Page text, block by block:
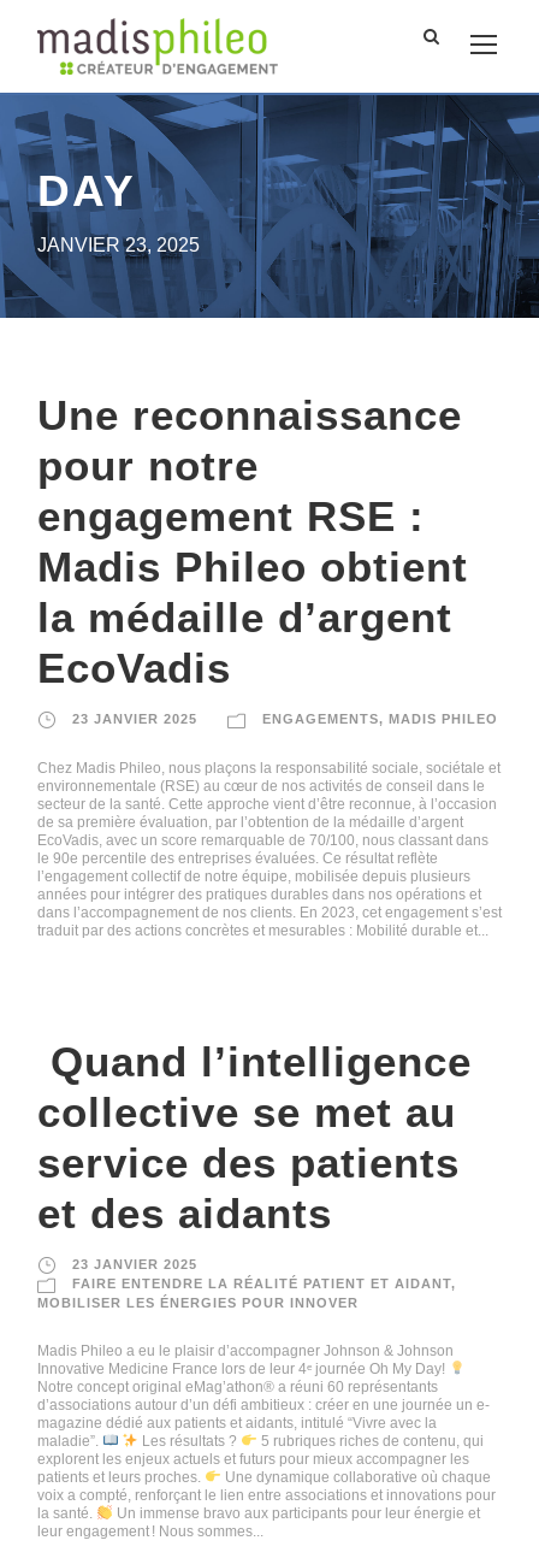
DAY
JANVIER 23, 2025
Une reconnaissance
pour notre
engagement RSE :
Madis Phileo obtient
la médaille d’argent
EcoVadis
23 JANVIER 2025 ENGAGEMENTS, MADIS PHILEO
Chez Madis Phileo, nous plaçons la responsabilité sociale, sociétale et
environnementale (RSE) au cœur de nos activités de conseil dans le
secteur de la santé. Cette approche vient d’être reconnue, à l’occasion
de sa première évaluation, par l’obtention de la médaille d’argent
EcoVadis, avec un score remarquable de 70/100, nous classant dans
le 90e percentile des entreprises évaluées. Ce résultat reflète
l’engagement collectif de notre équipe, mobilisée depuis plusieurs
années pour intégrer des pratiques durables dans nos opérations et
dans l’accompagnement de nos clients. En 2023, cet engagement s’est
traduit par des actions concrètes et mesurables : Mobilité durable et...
Quand l’intelligence
collective se met au
service des patients
et des aidants
23 JANVIER 2025
FAIRE ENTENDRE LA RÉALITÉ PATIENT ET AIDANT,
MOBILISER LES ÉNERGIES POUR INNOVER
Madis Phileo a eu le plaisir d’accompagner Johnson & Johnson
Innovative Medicine France lors de leur 4ᵉ journée Oh My Day!
Notre concept original eMag’athon® a réuni 60 représentants
d’associations autour d’un défi ambitieux : créer en une journée un e-
magazine dédié aux patients et aidants, intitulé “Vivre avec la
maladie”.
Les résultats ?
5 rubriques riches de contenu, qui
explorent les enjeux actuels et futurs pour mieux accompagner les
patients et leurs proches.
Une dynamique collaborative où chaque
voix a compté, renforçant le lien entre associations et innovations pour
la santé.
Un immense bravo aux participants pour leur énergie et
leur engagement ! Nous sommes...